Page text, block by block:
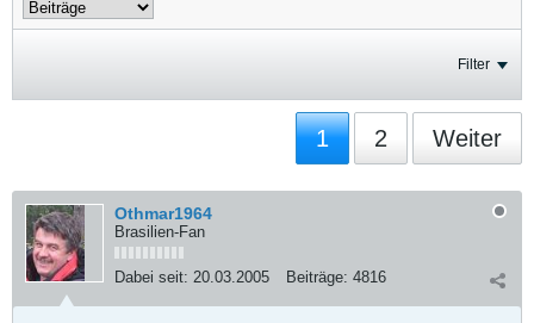
Filter
1 2 Weiter
Othmar1964
Brasilien-Fan
Dabei seit: 20.03.2005 Beiträge: 4816